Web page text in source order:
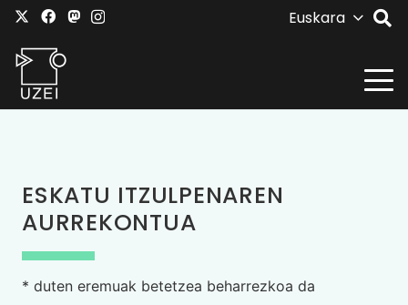
Euskara
ESKATU ITZULPENAREN
AURREKONTUA
* duten eremuak betetzea beharrezkoa da